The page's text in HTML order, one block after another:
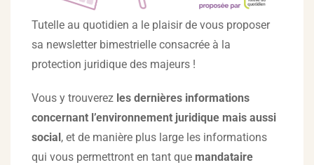
Tutelle au quotidien a le plaisir de vous proposer
sa newsletter bimestrielle consacrée à la
protection juridique des majeurs !
Vous y trouverez les dernières informations
concernant l’environnement juridique mais aussi
social , et de manière plus large les informations
qui vous permettront en tant que mandataire